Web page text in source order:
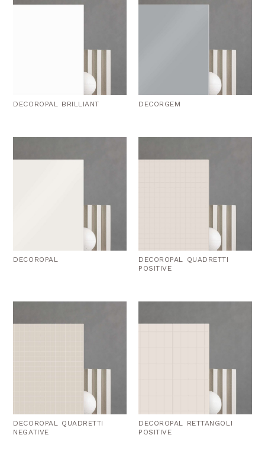
DECOROPAL BRILLIANT DECORGEM
DECOROPAL
DECOROPAL QUADRETTI
POSITIVE
DECOROPAL QUADRETTI
NEGATIVE
DECOROPAL RETTANGOLI
POSITIVE